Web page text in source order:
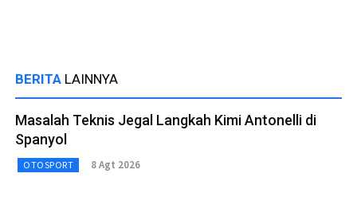
BERITA LAINNYA
Masalah Teknis Jegal Langkah Kimi Antonelli di
Spanyol
OTOSPORT 8 Agt 2026